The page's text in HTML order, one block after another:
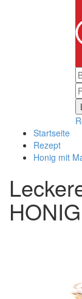
Startseite
Rezept
Honig mit